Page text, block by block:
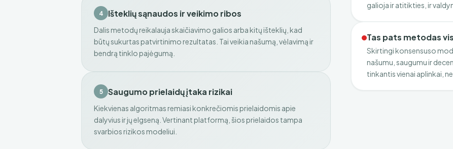
4 Išteklių sąnaudos ir veikimo ribos
Dalis metodų reikalauja skaičiavimo galios arba kitų išteklių, kad
būtų sukurtas patvirtinimo rezultatas. Tai veikia našumą, vėlavimą ir
bendrą tinklo pajėgumą.
5 Saugumo prielaidų įtaka rizikai
Kiekvienas algoritmas remiasi konkrečiomis prielaidomis apie
dalyvius ir jų elgseną. Vertinant platformą, šios prielaidos tampa
svarbios rizikos modeliui.
galioja ir atitikties, ir
Tas pats metodas
Skirtingi konsensuso
našumu, saugumu ir
tinkantis vienai aplinkai,